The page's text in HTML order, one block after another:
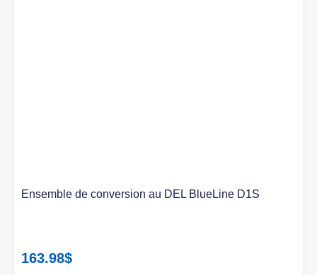
Ensemble de conversion au DEL BlueLine D1S
163.98$